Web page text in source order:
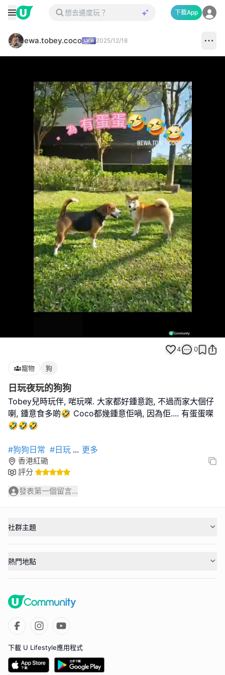
下載App
ewa.tobey.coco 2025/12/18
100.00%
4 0
寵物 狗
日玩夜玩的狗狗
Tobey兒時玩伴, 啱玩㗎. 大家都好鍾意跑, 不過而家大個仔
喇, 鍾意食多啲🤣 Coco都幾鍾意佢喎, 因為佢.... 有蛋蛋㗎
🤣🤣🤣
#狗狗日常 #日玩 ... 更多
香港紅磡
評分
發表第一個留言...
社群主題
熱門地點
下載 U Lifestyle應用程式